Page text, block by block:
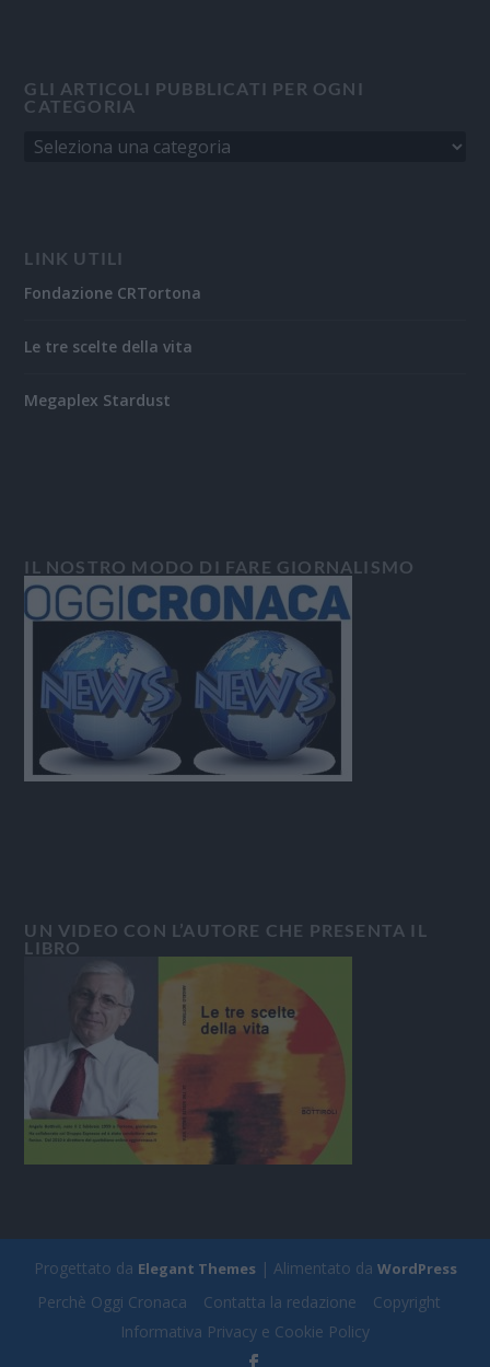
GLI ARTICOLI PUBBLICATI PER OGNI
CATEGORIA
LINK UTILI
Fondazione CRTortona
Le tre scelte della vita
Megaplex Stardust
IL NOSTRO MODO DI FARE GIORNALISMO
UN VIDEO CON L’AUTORE CHE PRESENTA IL
LIBRO
Progettato da Elegant Themes| Alimentato da WordPress
Perchè Oggi Cronaca Contatta la redazione
Copyright
Informativa Privacy e Cookie Policy